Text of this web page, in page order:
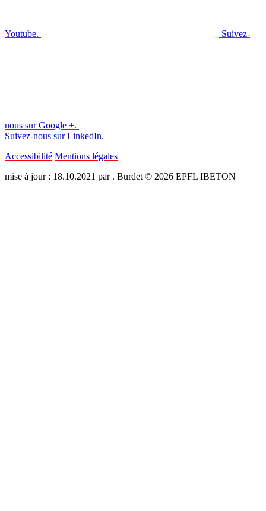
Youtube. Suivez-
nous sur Google +.
Suivez-nous sur LinkedIn.
Accessibilité Mentions légales
mise à jour : 18.10.2021 par . Burdet © 2026 EPFL IBETON